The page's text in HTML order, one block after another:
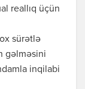
reallıq üçün
sürətlə
gəlməsini
inqilabi